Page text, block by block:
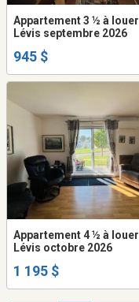
Appartement 3 ½ à louer
Lévis septembre 2026
945 $
Appartement 4 ½ à louer
Lévis octobre 2026
1 195 $